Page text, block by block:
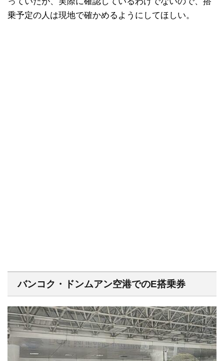
乗予定の人は現地で確かめるようにしてほしい。
バンコク・ドンムアン空港でのE搭乗券